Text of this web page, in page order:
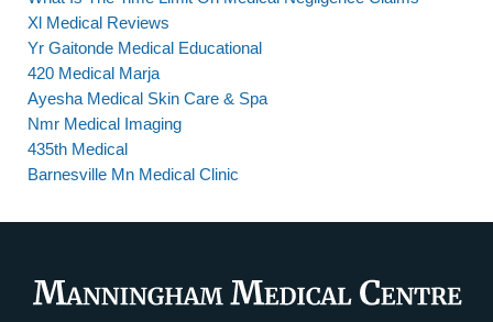
Xl Medical Reviews
Yr Gaitonde Medical Educational
420 Medical Marja
Ayesha Medical Skin Care & Spa
Nmr Medical Imaging
435th Medical
Barnesville Mn Medical Clinic